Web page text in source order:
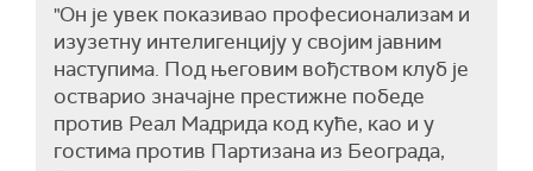
"Он је увек показивао професионализам и
изузетну интелигенцију у својим јавним
наступима. Под његовим вођством клуб је
остварио значајне престижне победе
против Реал Мадрида код куће, као и у
гостима против Партизана из Београда,